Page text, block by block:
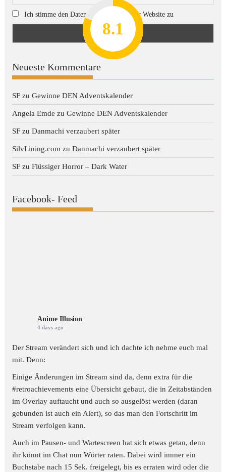
8.2
7.8
7.1
7
8.1
Ich stimme den Datenschutzregeln dieser Website zu
Neueste Kommentare
SF zuGewinne DEN Adventskalender
Angela Emde zuGewinne DEN Adventskalender
SF zuDanmachi verzaubert später
SilvLining.com zuDanmachi verzaubert später
SF zuFlüssiger Horror – Dark Water
Facebook- Feed
Anime Illusion
4 days ago
Der Stream verändert sich und ich dachte ich nehme euch mal
mit. Denn:
Einige Änderungen im Stream sind da, denn extra für die
#retroachievements eine Übersicht gebaut, die in Zeitabständen
im Overlay auftaucht und auch so ausgelöst werden (daran
gebunden ist auch ein Alert), so das man den Fortschritt im
Stream verfolgen kann.
Auch im Pausen- und Wartescreen hat sich etwas getan, denn
ihr könnt im Chat nun Wörter raten. Dabei wird immer ein
Buchstabe nach 15 Sek. freigelegt, bis es erraten wird oder die